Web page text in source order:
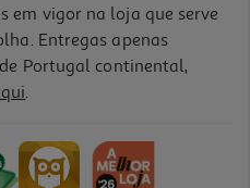
em vigor na loja que serve
Entregas apenas
Portugal continental,
.